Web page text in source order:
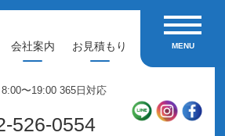
会社案内 お見積もり
toggle
MENU
〜19:00 365日対応
526-0554